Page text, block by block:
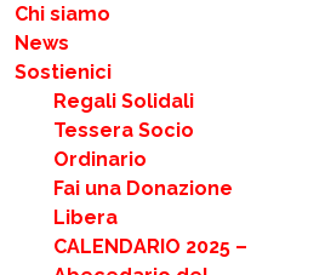
Chi siamo
News
Sostienici
Regali Solidali
Tessera Socio
Ordinario
Fai una Donazione
Libera
CALENDARIO 2025 –